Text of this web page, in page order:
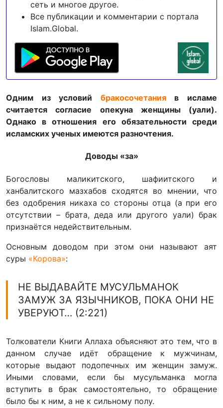
сеть и многое другое.
Все публикации и комментарии с портала
Islam.Global.
Одним из условий бракосочетанияв исламе
считается согласие опекуна женщины (уали).
Однако в отношения его обязательности среди
исламских ученых имеются разночтения.
Доводы «за»
Богословы маликитского, шафиитского и
ханбалитского мазхабов сходятся во мнении, что
без одобрения никаха со стороны отца (а при его
отсутствии – брата, деда или другого уали) брак
признаётся недействительным.
Основным доводом при этом они называют аят
суры «Корова»:
НЕ ВЫДАВАЙТЕ МУСУЛЬМАНОК
ЗАМУЖ ЗА ЯЗЫЧНИКОВ, ПОКА ОНИ НЕ
УВЕРУЮТ… (2:221)
Толкователи Книги Аллаха объясняют это тем, что в
данном случае идёт обращение к мужчинам,
которые выдают подопечных им женщин замуж.
Иными словами, если бы мусульманка могла
вступить в брак самостоятельно, то обращение
было бы к ним, а не к сильному полу.